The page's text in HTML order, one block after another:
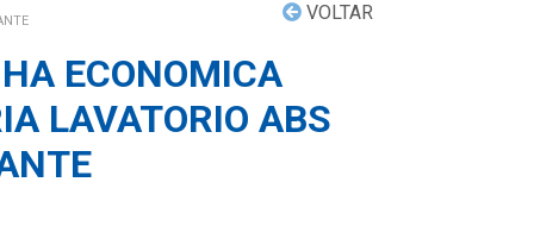
VOLTAR
ECONOMICA
LAVATORIO ABS